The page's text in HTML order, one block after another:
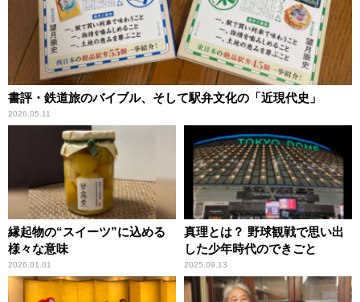
書評・鉄道旅のバイブル、そして駅弁文化の「近現代史」
2026.05.11
縁起物の“スイーツ”に込める
様々な意味
2026.01.01
真理とは？ 野球観戦で思い出
した少年時代のできごと
2025.09.13